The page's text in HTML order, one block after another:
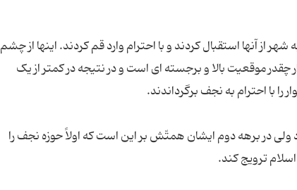
از آنها استقبال کردند و با احترام وارد قم کردند. اینها از چشم
موقعیت بالا و برجسته ای است و در نتیجه در کمتر از یک
در برهه دوم ایشان همتّش بر این است که اولاً حوزه نجف را